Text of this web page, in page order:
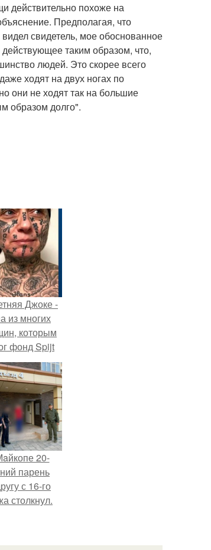
действительно похоже на
Предполагая, что
видел свидетель, мое обоснованное
таким образом, что,
людей. Это скорее всего
ходят на двух ногах по
они не ходят так на большие
образом долго".
Джоке -
из многих
которым
фонд Spijt
Tattoo,
в
20-
парень
с 16-го
столкнул.